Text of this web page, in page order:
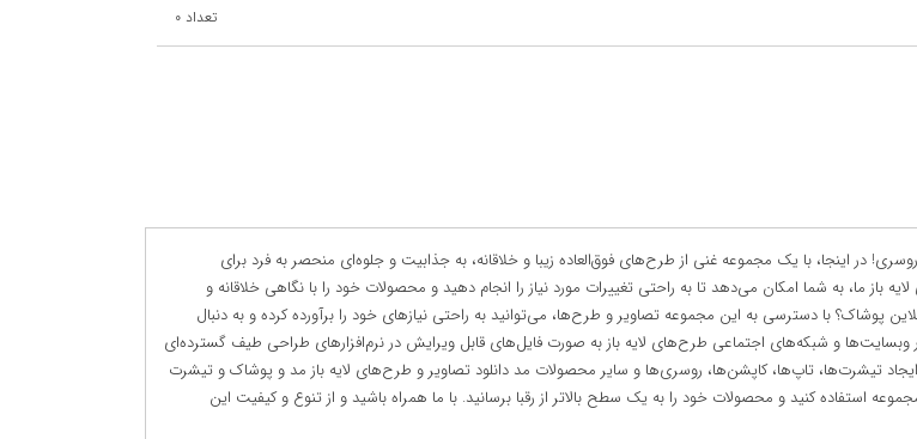
تعداد0
در اینجا، با یک مجموعه غنی از طرح‌های فوق‌العاده زیبا و خلاقانه، به جذابیت و جلوه‌ای منحصر به فرد برای
ما، به شما امکان می‌دهد تا به راحتی تغییرات مورد نیاز را انجام دهید و محصولات خود را با نگاهی خلاقانه و
پوشاک؟ با دسترسی به این مجموعه تصاویر و طرح‌ها، می‌توانید به راحتی نیازهای خود را برآورده کرده و به دنبال
در وبسایت‌ها و شبکه‌های اجتماعی طرح‌های لایه باز به صورت فایل‌های قابل ویرایش در نرم‌افزارهای طراحی طیف گسترده‌ای
تیشرت‌ها، تاپ‌ها، کاپشن‌ها، روسری‌ها و سایر محصولات مد دانلود تصاویر و طرح‌های لایه باز مد و پوشاک و تیشرت
استفاده کنید و محصولات خود را به یک سطح بالاتر از رقبا برسانید. با ما همراه باشید و از تنوع و کیفیت این